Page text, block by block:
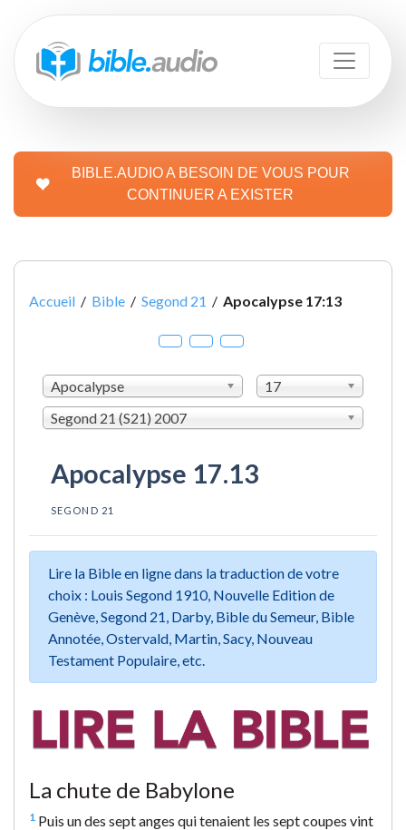
BIBLE.AUDIO A BESOIN DE VOUS POUR
CONTINUER A EXISTER
Accueil / Bible / Segond 21 / Apocalypse 17:13
Apocalypse
17
Segond 21 (S21) 2007
Apocalypse 17.13
SEGOND 21
Lire la Bible en ligne dans la traduction de votre
choix : Louis Segond 1910, Nouvelle Edition de
Genève, Segond 21, Darby, Bible du Semeur, Bible
Annotée, Ostervald, Martin, Sacy, Nouveau
Testament Populaire, etc.
La chute de Babylone
1 Puis un des sept anges qui tenaient les sept coupes vint